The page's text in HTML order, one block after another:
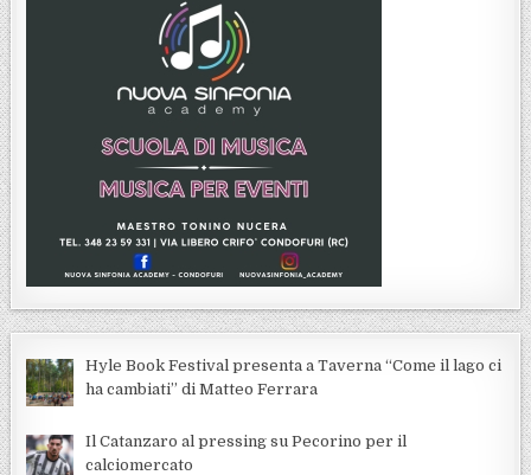
Hyle Book Festival presenta a Taverna “Come il lago ci
ha cambiati” di Matteo Ferrara
Il Catanzaro al pressing su Pecorino per il
calciomercato